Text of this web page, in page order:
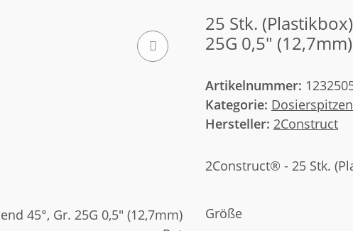
25 Stk.
25G 0,5"
Artikelnummer:
Kategorie: Dosierspitzen
Hersteller: 2Construct
2Construct® - 25 Stk.
Größe